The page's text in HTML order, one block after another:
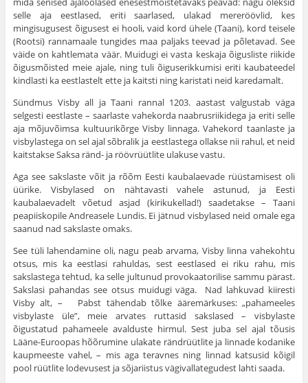
selle aja eestlased, eriti saar­lased, ulakad mereröövlid, kes
mingisugusest õigusest ei hooli, vaid kord ühele (Taani), kord teisele
(Rootsi) rannamaale tungides maa paljaks teevad ja põletavad. See
väide on kahtlemata väär. Muidugi ei vasta keskaja õigusliste riikide
õigusmõisted meie ajale, ning tuli õiguserikkumisi eriti kaubateedel
kindlasti ka eestlastelt ette ja kaitsti ning karistati neid karedamalt.
Sündmus Visby all ja Taani rannal 1203. aastast valgustab väga
selgesti eestlaste – saarlaste vahekorda naabrusriikidega ja eriti selle
aja mõjuvõimsa kultuurikõrge Visby linnaga. Vahekord taanlaste ja
visbylastega on sel ajal sõbralik ja eestlastega ollakse nii rahul, et neid
kaits­takse Saksa ränd- ja röövrüütlite ulakuse vastu.
Aga see sakslaste võit ja rõõm Eesti kaubalaevade rüüstamisest oli
üürike. Visbylased on nähtavasti vahele astunud, ja Eesti
kaubalaevadelt võetud asjad (kiriku­kellad!) saadetakse – Taani
peapiiskopile Andreasele Lundis. Ei jätnud visbylased neid omale ega
saanud nad sakslaste omaks.
See tüli lahendamine oli, nagu peab arvama, Visby linna vahekohtu
otsus, mis ka eestlasi rahuldas, sest eest­lased ei riku rahu, mis
sakslastega tehtud, ka selle jul­tunud provokaatorilise sammu pärast.
Sakslasi pahandas see otsus muidugi väga. Nad lahkuvad kiiresti
Visby alt, – Pabst tähendab tõlke ääremärkuses: „pahameeles
visbylaste üle”, meie arvates ruttasid sakslased – visbylaste
õigustatud pahameele avalduste hirmul. Sest juba sel ajal tõusis
Lääne-Euroopas hõõrumine ulakate rändrüütlite ja linnade kodanike
kaupmeeste vahel, – mis aga teravnes ning linnad katsusid kõigil
pool rüütlite lode­vusest ja sõjariistus vägivallategudest lahti saada.